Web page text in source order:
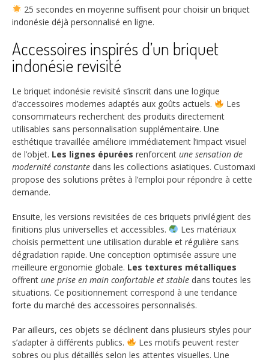
25 secondes en moyenne suffisent pour choisir un briquet
indonésie déjà personnalisé en ligne.
Accessoires inspirés d’un briquet
indonésie revisité
Le briquet indonésie revisité s’inscrit dans une logique
d’accessoires modernes adaptés aux goûts actuels.
Les
consommateurs recherchent des produits directement
utilisables sans personnalisation supplémentaire. Une
esthétique travaillée améliore immédiatement l’impact visuel
de l’objet. Les lignes épurées renforcent une sensation de
modernité constante dans les collections asiatiques. Customaxi
propose des solutions prêtes à l’emploi pour répondre à cette
demande.
Ensuite, les versions revisitées de ces briquets privilégient des
finitions plus universelles et accessibles.
Les matériaux
choisis permettent une utilisation durable et régulière sans
dégradation rapide. Une conception optimisée assure une
meilleure ergonomie globale. Les textures métalliques
offrent une prise en main confortable et stable dans toutes les
situations. Ce positionnement correspond à une tendance
forte du marché des accessoires personnalisés.
Par ailleurs, ces objets se déclinent dans plusieurs styles pour
s’adapter à différents publics.
Les motifs peuvent rester
sobres ou plus détaillés selon les attentes visuelles. Une